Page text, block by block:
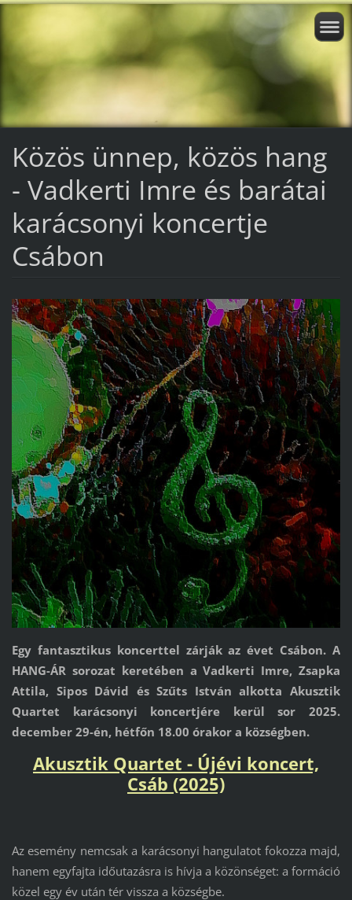
Közös ünnep, közös hang
- Vadkerti Imre és barátai
karácsonyi koncertje
Csábon
Egy fantasztikus koncerttel zárják az évet Csábon. A
HANG-ÁR sorozat keretében a Vadkerti Imre, Zsapka
Attila, Sipos Dávid és Szűts István alkotta Akusztik
Quartet karácsonyi koncertjére kerül sor 2025.
december 29-én, hétfőn 18.00 órakor a községben.
Akusztik Quartet - Újévi koncert,
Csáb (2025)
Az esemény nemcsak a karácsonyi hangulatot fokozza majd,
hanem egyfajta időutazásra is hívja a közönséget: a formáció
közel egy év után tér vissza a községbe.